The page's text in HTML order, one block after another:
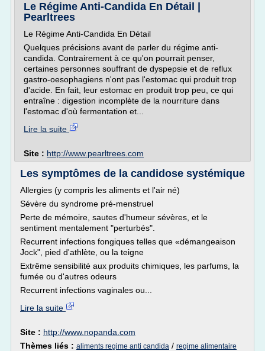
Le Régime Anti-Candida En Détail |
Pearltrees
Le Régime Anti-Candida En Détail
Quelques précisions avant de parler du régime anti-
candida. Contrairement à ce qu'on pourrait penser,
certaines personnes souffrant de dyspepsie et de reflux
gastro-oesophagiens n'ont pas l'estomac qui produit trop
d'acide. En fait, leur estomac en produit trop peu, ce qui
entraîne : digestion incomplète de la nourriture dans
l'estomac d'où fermentation et...
Lire la suite
Site : http://www.pearltrees.com
Les symptômes de la candidose systémique
Allergies (y compris les aliments et l'air né)
Sévère du syndrome pré-menstruel
Perte de mémoire, sautes d'humeur sévères, et le
sentiment mentalement "perturbés".
Recurrent infections fongiques telles que «démangeaison
Jock", pied d'athlète, ou la teigne
Extrême sensibilité aux produits chimiques, les parfums, la
fumée ou d'autres odeurs
Recurrent infections vaginales ou...
Lire la suite
Site : http://www.nopanda.com
Thèmes liés : aliments regime anti candida / regime alimentaire